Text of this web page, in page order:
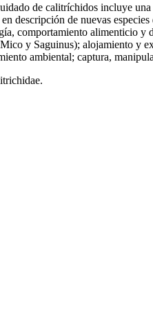
de calitríchidos incluye
descripción de nuevas
comportamiento alimenticio
y Saguinus); alojamiento y
ambiental; captura,